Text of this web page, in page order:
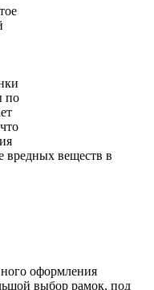
по
вредных веществ в
оформления
выбор рамок, под